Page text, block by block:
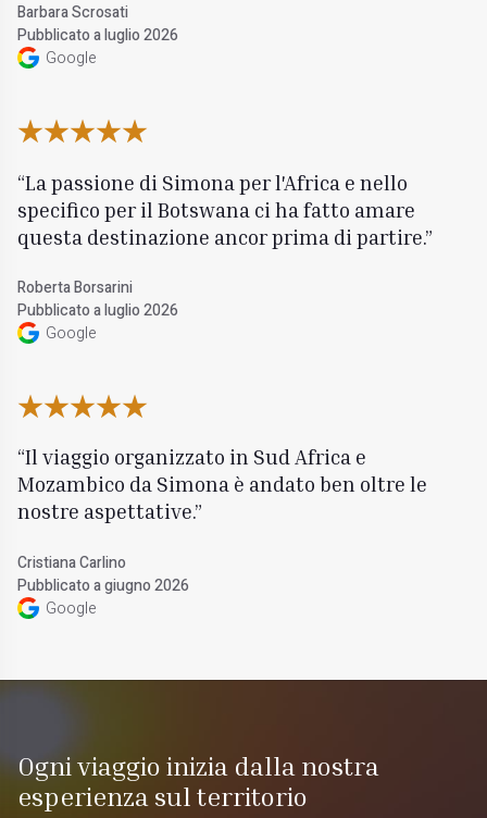
Barbara Scrosati
Pubblicato a luglio 2026
Google
La passione di Simona per l'Africa e nello
specifico per il Botswana ci ha fatto amare
questa destinazione ancor prima di partire.
Roberta Borsarini
Pubblicato a luglio 2026
Google
Il viaggio organizzato in Sud Africa e
Mozambico da Simona è andato ben oltre le
nostre aspettative.
Cristiana Carlino
Pubblicato a giugno 2026
Google
Ogni viaggio inizia dalla nostra
esperienza sul territorio